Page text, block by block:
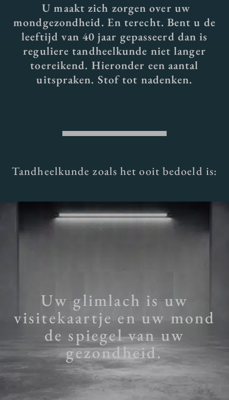
U maakt zich zorgen over uw
mondgezondheid. En terecht. Bent u de
leeftijd van 40 jaar gepasseerd dan is
reguliere tandheelkunde niet langer
toereikend. Hieronder een aantal
uitspraken. Stof tot nadenken.
Tandheelkunde zoals het ooit bedoeld is:
Uw glimlach is uw
visitekaartje en uw mond
de spiegel van uw
gezondheid.